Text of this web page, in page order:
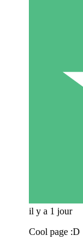
il y a 1 jour
Cool page :D